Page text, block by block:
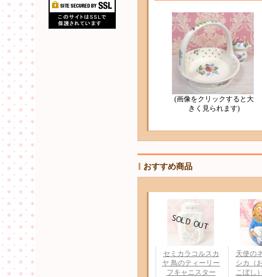
(画像をクリックすると大
きく見られます)
おすすめ商品
セミカラコルスカ
ヤ 鳥のティーリー
フキャニスター
天使の
シカ（
こぼし